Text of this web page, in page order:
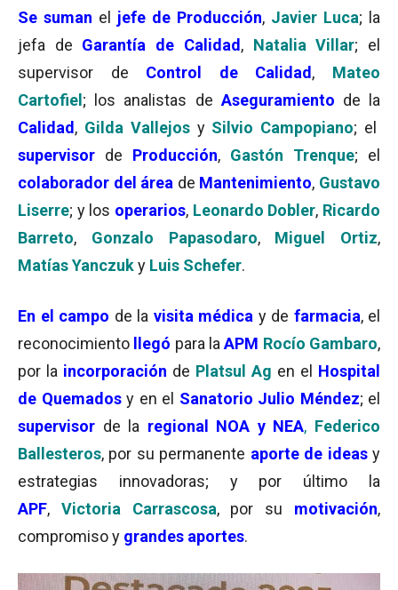
Se suman el jefe de Producción, Javier Luca; la
jefa de Garantía de Calidad , Natalia Villar; el
supervisor de Control de Calidad , Mateo
Cartofiel ; los analistas de Aseguramiento de la
Calidad , Gilda VallejosySilvio Campopiano; el
supervisor de Producción, Gastón Trenque; el
colaborador del área de Mantenimiento, Gustavo
Liserre; y los operarios, Leonardo Dobler, Ricardo
Barreto, Gonzalo Papasodaro, Miguel Ortiz,
Matías Yanczuky Luis Schefer.
En el campo de la visita médica y de farmacia, el
reconocimiento
llegó para laAPM Rocío Gambaro,
por la incorporación de Platsul Ag en el Hospital
de Quemados y en el Sanatorio Julio Méndez; el
supervisor de la regional NOA y NEA, Federico
Ballesteros, por su permanente aporte de ideasy
estrategias innovadoras; y por último la
APF, Victoria Carrascosa, por su motivación,
compromiso y grandes aportes.